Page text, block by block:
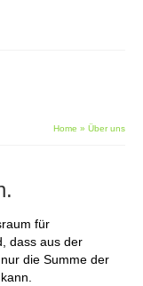
Home » Über uns
für
dass aus der
die Summe der